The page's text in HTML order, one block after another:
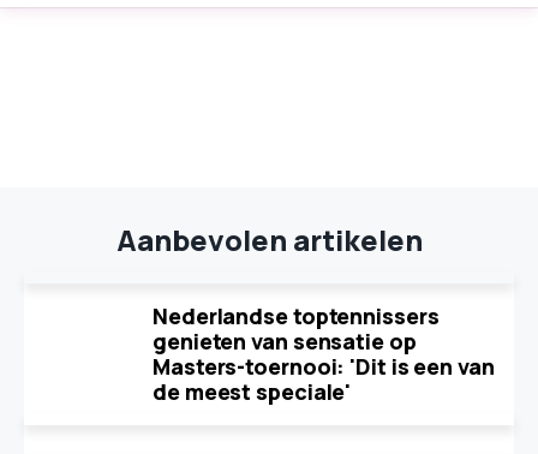
Aanbevolen artikelen
Nederlandse toptennissers
genieten van sensatie op
Masters-toernooi: 'Dit is een van
de meest speciale'